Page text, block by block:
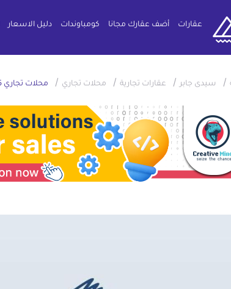
عقارات أضف عقارك مجانا كومباوندات دليل الاسعار
/ سيدى جابر / عقارات تجارية / محلات تجاري / محلات تجاري 225م للبيع كاش بسيدى جابر الإسكندرية